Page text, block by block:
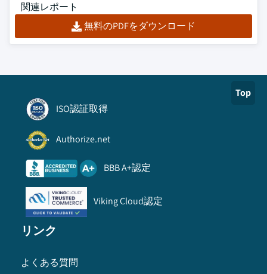
関連レポート
無料のPDFをダウンロード
Top
ISO認証取得
Authorize.net
BBB A+認定
Viking Cloud認定
リンク
よくある質問